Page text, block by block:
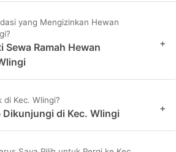
yang Mengizinkan Hewan
Sewa Ramah Hewan
+
Kec. Wlingi?
di Kec. Wlingi +